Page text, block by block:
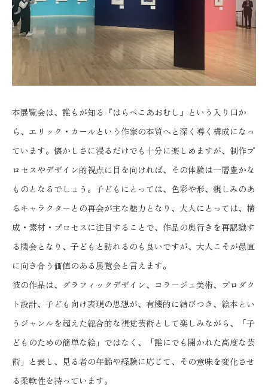
本展覧会は、誰もが知る『はらぺこあおむし』という入り口か
ら、エリック・カールという作家の本質へと深く導く構成になっ
ています。懐かしさに浸るだけでも十分に楽しめますが、制作プ
ロセスやデザイン的視点に目を向ければ、その体験は一層豊かな
ものとなるでしょう。子どもにとっては、色彩や形、親しみのあ
るキャラクターとの再会が主な魅力となり、大人にとっては、構
成・素材・プロセスに注目することで、作品の奥行きを再認識す
る機会となり、子どもと訪れるのも良いですが、大人こそが愚直
に向き合う価値のある展覧会と言えます。
彼の作品は、グラフィックデザイン、コラージュ美術、プロダク
ト設計、子ども向け表現の思想が、有機的に結びつき、絵本とい
うジャンルを超えた総合的な視覚芸術として楽しみながら、「子
どものための簡単な絵」ではなく、「誰にでも開かれた高度な芸
術」と表し、見る者の年齢や経験に応じて、その意味を変化させ
る柔軟性を持っています。